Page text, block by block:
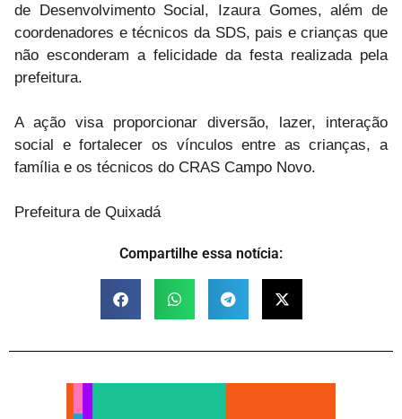
de Desenvolvimento Social, Izaura Gomes, além de
coordenadores e técnicos da SDS, pais e crianças que
não esconderam a felicidade da festa realizada pela
prefeitura.
A ação visa proporcionar diversão, lazer, interação
social e fortalecer os vínculos entre as crianças, a
família e os técnicos do CRAS Campo Novo.
Prefeitura de Quixadá
Compartilhe essa notícia: